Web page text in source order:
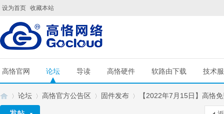
设为首页 收藏本站
高恪官网 论坛 导读 高恪硬件 软路由下载 技术
论坛 高恪官方公告区 固件发布 【2022年7月15日】高恪